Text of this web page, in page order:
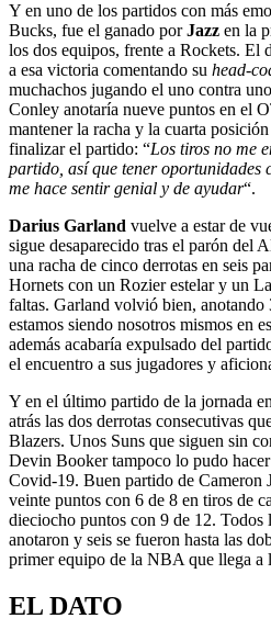
Y en uno de los partidos con más
Bucks, fue el ganado porJazz en la
los dos equipos, frente a Rockets.
a esa victoria comentando su head-
muchachos jugando el uno contra
Conley anotaría nueve puntos en el
mantener la racha y la cuarta
finalizar el partido: “Los tiros no me
partido, así que tener
me hace sentir genial y de ayudar“.
Darius Garland vuelve a estar de
sigue desaparecido tras el parón del
una racha de cinco derrotas en seis
Hornets con un Rozier estelar y un
faltas. Garland volvió bien,
estamos siendo nosotros mismos en
además acabaría expulsado del
el encuentro a sus jugadores y
Y en el último partido de la jornada
atrás las dos derrotas consecutivas
Blazers. Unos Suns que siguen sin
Devin Booker tampoco lo pudo
Covid-19. Buen partido de Cameron
veinte puntos con 6 de 8 en tiros de
dieciocho puntos con 9 de 12. Todos
anotaron y seis se fueron hasta las
primer equipo de la NBA que llega a
EL DATO